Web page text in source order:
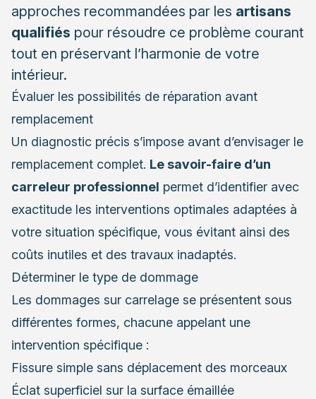
approches recommandées par les artisans
qualifiés pour résoudre ce problème courant
tout en préservant l’harmonie de votre
intérieur.
Évaluer les possibilités de réparation avant
remplacement
Un diagnostic précis s’impose avant d’envisager le
remplacement complet. Le savoir-faire d’un
carreleur professionnel permet d’identifier avec
exactitude les interventions optimales adaptées à
votre situation spécifique, vous évitant ainsi des
coûts inutiles et des travaux inadaptés.
Déterminer le type de dommage
Les dommages sur carrelage se présentent sous
différentes formes, chacune appelant une
intervention spécifique :
Fissure simple sans déplacement des morceaux
Éclat superficiel sur la surface émaillée
Conseils d’entretien adaptés